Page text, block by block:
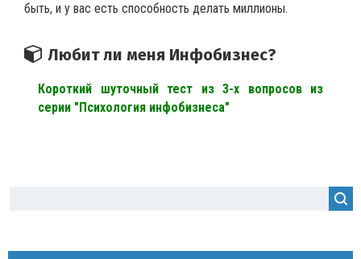
быть, и у вас есть способность делать миллионы.
Любит ли меня Инфобизнес?
Короткий шуточный тест из 3-х вопросов из
серии "Психология инфобизнеса"